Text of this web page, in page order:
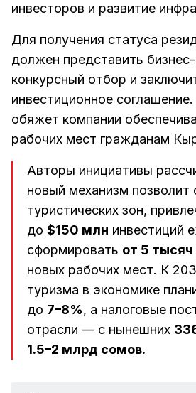
инвесторов и развитие
Для получения статуса
должен представить
конкурсный отбор и
инвестиционное
обяжет компании
рабочих мест гражданам
Авторы инициативы
новый механизм позволит
туристических зон,
до $150 млн инвестиций
сформировать от 5 тысяч
новых рабочих мест. К
туризма в экономике
до 7–8%, а налоговые
отрасли — с нынешних
1.5–2 млрд сомов.